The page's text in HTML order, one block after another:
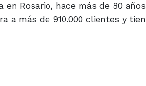
Rosario, hace más de 80
a más de 910.000 clientes y